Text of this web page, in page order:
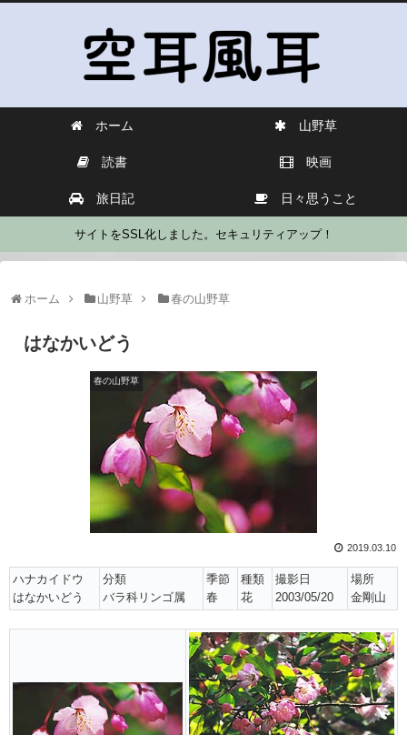
ホーム 山野草
読書 映画
旅日記 日々思うこと
サイトをSSL化しました。セキュリティアップ！
ホーム 山野草 春の山野草
はなかいどう
春の山野草
2019.03.10
ハナカイドウ
はなかいどう
分類
バラ科リンゴ属
季節
春
種類
花
撮影日
2003/05/20
場所
金剛山